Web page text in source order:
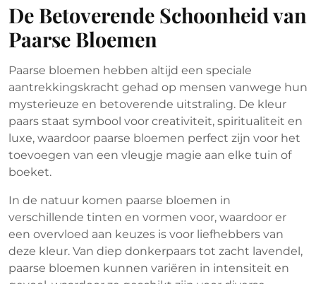
De Betoverende Schoonheid van
Paarse Bloemen
Paarse bloemen hebben altijd een speciale
aantrekkingskracht gehad op mensen vanwege hun
mysterieuze en betoverende uitstraling. De kleur
paars staat symbool voor creativiteit, spiritualiteit en
luxe, waardoor paarse bloemen perfect zijn voor het
toevoegen van een vleugje magie aan elke tuin of
boeket.
In de natuur komen paarse bloemen in
verschillende tinten en vormen voor, waardoor er
een overvloed aan keuzes is voor liefhebbers van
deze kleur. Van diep donkerpaars tot zacht lavendel,
paarse bloemen kunnen variëren in intensiteit en